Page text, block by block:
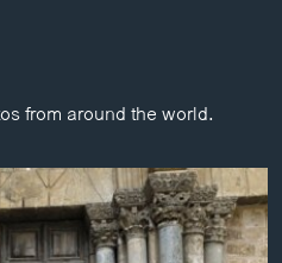
ລັດ 2024
from around the world.